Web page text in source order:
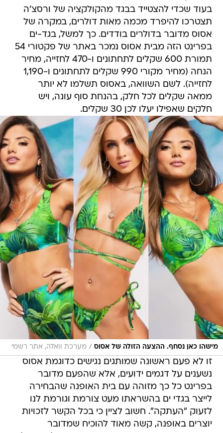
בעוד שכדי להצטייד בבגד מהקולקציה של ורסצ'ה
תצטרכו להיפרד מכמה מאות דולרים, במקרה של
אסוס מדובר בדולרים בודדים. כך למשל, בגד-ים
בפרינט הזה מבית אסוס נמכר באתר של פקטורי 54
תמורת 600 שקלים לתחתונים ו-470 לחזייה, מחיר
הנחה (מחיר מקורי 990 שקלים לתחתונים ו-1,190
לחזייה). לשם השוואה, באסוס תשלמו לא יותר
ממאה שקלים לכל חלק, בהנחת סוף עונה, ויש
חלקים שאפילו יעלו לכן 30 שקלים.
מישהו כאן נסחף. ההצעה הזולה של אסוס / מערכת וואלה, אתר רשמי
זו לא פעם ראשונה שמותגים נגישים כדוגמת אסוס
נשענים על דגמים ידועים, אלא שהפעם מדובר
בפרינט כל כך מזוהה עם בית האופנה שהבחירה
לייצר בגדי ים בהשראתו מעט צורמת וגורמת לנו
לזעוק "העתקה". חשוב לציין כי בכל הקשר לזכויות
יוצרים באופנה, קשה מאוד להוכיח שמדובר